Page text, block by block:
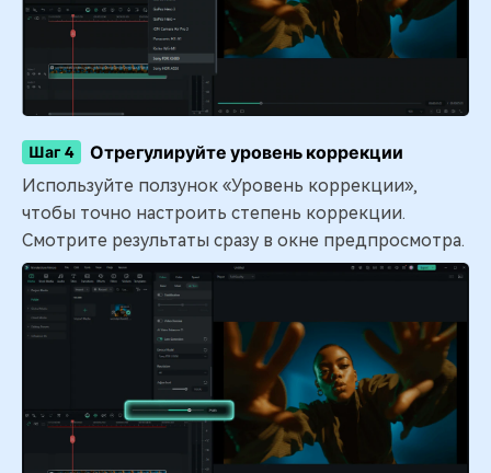
Шаг 4 Отрегулируйте уровень коррекции
Используйте ползунок «Уровень коррекции»,
чтобы точно настроить степень коррекции.
Смотрите результаты сразу в окне предпросмотра.